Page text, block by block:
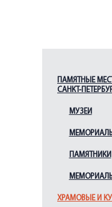
ПАМЯТНЫЕ
САНКТ-
МУЗЕИ
ПАМЯТНИКИ
ХРАМОВЫЕ И